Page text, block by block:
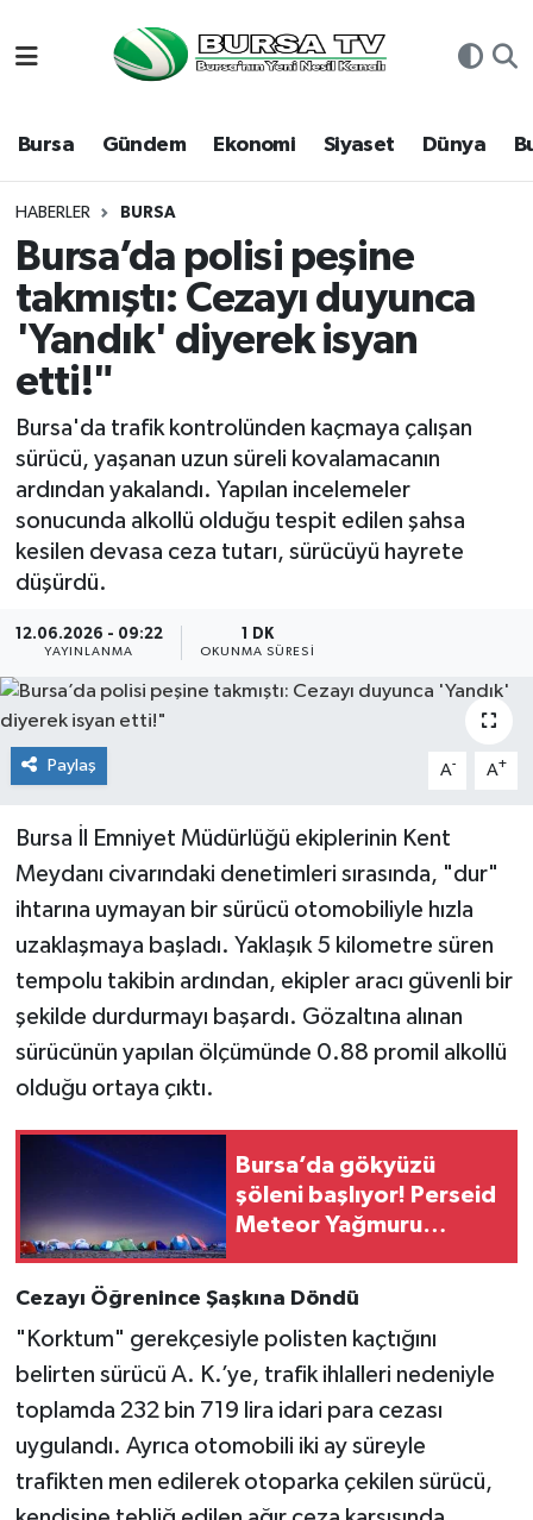
Bursa Gündem Ekonomi Siyaset Dünya
HABERLER BURSA
Bursa’da polisi peşine
takmıştı: Cezayı duyunca
'Yandık' diyerek isyan
etti!"
Bursa'da trafik kontrolünden kaçmaya çalışan
sürücü, yaşanan uzun süreli kovalamacanın
ardından yakalandı. Yapılan incelemeler
sonucunda alkollü olduğu tespit edilen şahsa
kesilen devasa ceza tutarı, sürücüyü hayrete
düşürdü.
12.06.2026 - 09:22
YAYINLANMA
1 DK
OKUNMA SÜRESI
Paylaş A- A+
Bursa İl Emniyet Müdürlüğü ekiplerinin Kent
Meydanı civarındaki denetimleri sırasında, "dur"
ihtarına uymayan bir sürücü otomobiliyle hızla
uzaklaşmaya başladı. Yaklaşık 5 kilometre süren
tempolu takibin ardından, ekipler aracı güvenli bir
şekilde durdurmayı başardı. Gözaltına alınan
sürücünün yapılan ölçümünde 0.88 promil alkollü
olduğu ortaya çıktı.
Bursa’da gökyüzü
şöleni başlıyor! Perseid
Meteor Yağmuru
izlenecek
Cezayı Öğrenince Şaşkına Döndü
"Korktum" gerekçesiyle polisten kaçtığını
belirten sürücü A. K.’ye, trafik ihlalleri nedeniyle
toplamda 232 bin 719 lira idari para cezası
uygulandı. Ayrıca otomobili iki ay süreyle
trafikten men edilerek otoparka çekilen sürücü,
Bursa
Dünya
Eğitim
Ekonomi
Genel
Gündem
Magazin
Sağlık
Siyaset
Spor
Teknoloji
Hava Durumu
Namaz Vakitleri
Trafik Durumu
Süper Lig Puan Durumu ve Fikstür
Tüm Manşetler
Son Dakika Haberleri
Haber Arşivi